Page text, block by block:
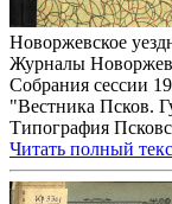
Новоржевское
Журналы
Собрания сессии
"Вестника Псков.
Типография
Читать полный